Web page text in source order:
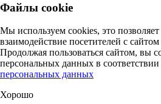
Файлы cookie
Мы используем cookies, это
взаимодействие посетителей с
Продолжая пользоваться сайтом, вы
персональных данных в соответствии
персональных данных
Хорошо